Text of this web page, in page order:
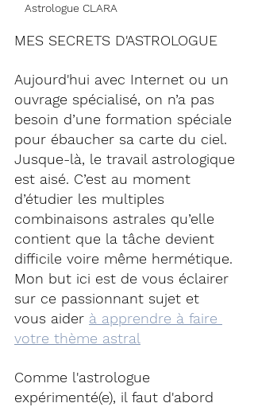
Astrologue CLARA
MES SECRETS D'ASTROLOGUE
Aujourd'hui avec Internet ou un
ouvrage spécialisé, on n’a pas
besoin d’une formation spéciale
pour ébaucher sa carte du ciel.
Jusque-là, le travail astrologique
est aisé. C’est au moment
d’étudier les multiples
combinaisons astrales qu’elle
contient que la tâche devient
difficile voire même hermétique.
Mon but ici est de vous éclairer
sur ce passionnant sujet et
vous aider à apprendre à faire
votre thème astral
Comme l'astrologue
expérimenté(e), il faut d'abord